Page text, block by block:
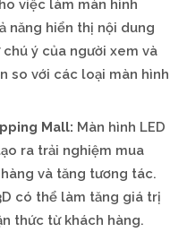
việc làm màn hình
năng hiển thị nội dung
ý của người xem và
so với các loại màn hình
Mall: Màn hình LED
ra trải nghiệm mua
và tăng tương tác.
có thể làm tăng giá trị
thức từ khách hàng.